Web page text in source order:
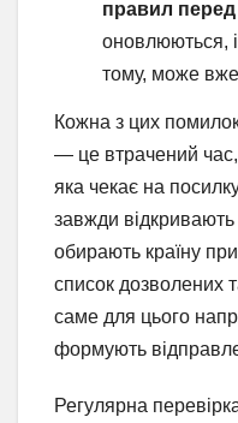
правил
оновлюються,
тому, може вже
Кожна з цих
— це втрачений час,
яка чекає на
завжди
обирають країну
список дозволених
саме для цього
формують
Регулярна